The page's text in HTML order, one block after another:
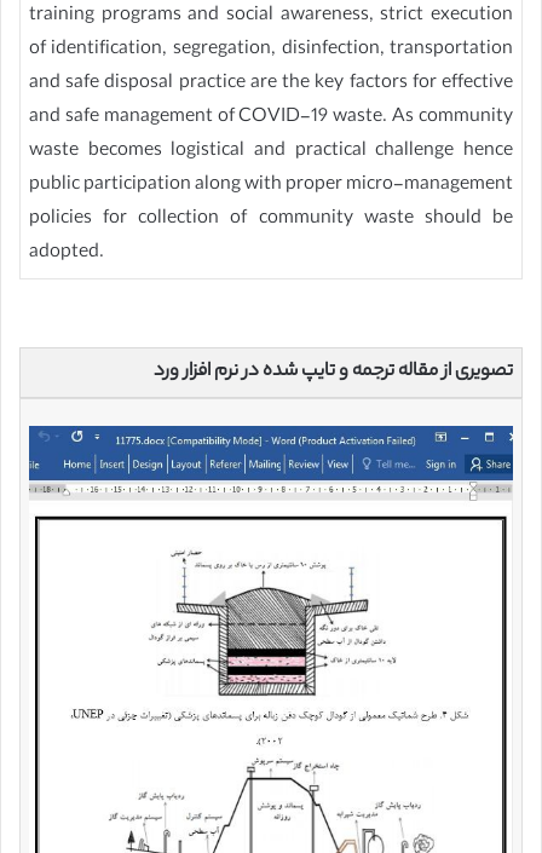
training programs and social awareness, strict execution
of identification, segregation, disinfection, transportation
and safe disposal practice are the key factors for effective
and safe management of COVID-19 waste. As community
waste becomes logistical and practical challenge hence
public participation along with proper micro-management
policies for collection of community waste should be
adopted.
تصویری از مقاله ترجمه و تایپ شده در نرم افزار ورد